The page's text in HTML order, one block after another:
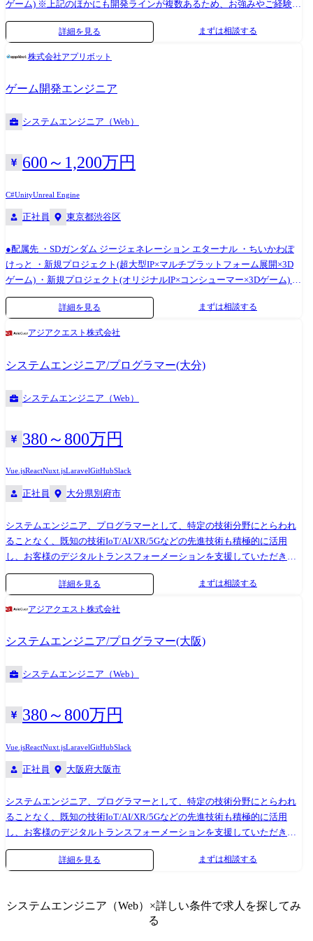
ゲーム) ※上記のほかにも開発ラインが複数あるため、お強みやご経験に
応じて柔軟に検討させていただきます。 アプリボットの各ゲームタイト
ル開発を横断して支える技術組織「Applibot-LDX(Lead Developer
基盤などのライブラリ開発、改良 - iOS/Androidなどのプラットフォーム
機能実装 - セキュリティ対策のためのセキュリティ対応 - 開発効率化、低
コスト化の提案、実現 - パフォーマンスチューニング 開発体制 LDX専任
発環境の改善に取り組んでいます。 各プロジェクトの状況や改善要望を
ヒアリングしたうえで、プロジェクト特性に即した改善施策の提案から
#### 開発環境 Unity、C#、Java、Objective-C、Swift、Jenkins
詳細を見る まずは相談する
株式会社アプリボット
ゲーム開発エンジニア
システムエンジニア（Web）
600～1,200万円
C#UnityUnreal Engine
正社員 東京都渋谷区
●配属先 ・SDガンダム ジージェネレーション エターナル ・ちいかわぽ
けっと ・新規プロジェクト(超大型IP×マルチプラットフォーム展開×3D
ゲーム) ・新規プロジェクト(オリジナルIP×コンシューマー×3Dゲーム) ※
上記のほかにも開発ラインが複数あるため、お強みやご経験に応じて柔
軟に検討させていただきます。 iPhone / Android/ PCプラットフォーム/コ
ンシューマー向けソーシャルゲームの設計、開発、実装、申請、運用を
周りの基盤実装および改修 ・新規開発タイトルでのアウトゲーム/インゲ
ーム周りの新規機能実装 ・運用開発タイトルでのアウトゲーム/インゲー
ムの改修および新規機能実装 ・アウトゲーム/インゲーム部分を効率的に
開発するために必要な周辺ツールの実装および改修 ・その他、エンジニ
ームタイトルを複数開発 ・チーム規模はプロジェクトにより、40名～
100名前後 ・内クライアントエンジニアは最低5名程度、最大20名程度
詳細を見る まずは相談する
アジアクエスト株式会社
システムエンジニア/プログラマー(大分)
システムエンジニア（Web）
380～800万円
Vue.jsReactNuxt.jsLaravelGitHubSlack
正社員 大分県別府市
システムエンジニア、プログラマーとして、特定の技術分野にとらわれ
ることなく、既知の技術IoT/AI/XR/5Gなどの先進技術も積極的に活用
し、お客様のデジタルトランスフォーメーションを支援していただきま
す。 当社では技術×コンサルを強みにDX/プロダクト・サービス開
発/SaaS開発案件を、直接大手企業やスタートアップ系企業から多くご相
ービスなど市場ニーズの高いプロダクト開発に携わることができる 国産
で有名なMA(Marketing Automation)のSaaSサービス、CRM(Customer
Relationship Management)製品、レストラン予約管理SaaSサービスなど、
世の中でニーズの高いプロダクト開発に関して主要なポジションを当社
す。対応範囲も製品開発責任者の要望に対する企画/提案・要件定義・設
計・実装などアプリケーションに関わる部分や、アーキテクチャや
企業のサービスに携わることができる 大手通信キャリアのオンライン販
ィッドカー、大手採用支援企業サイトの先進化など、世の中にインパク
トがある企業のサービスを当社が主導して開発しております。当社自社
内ではWEBアプリケーション開発だけでなくモバイルアプリ、インフラ
構築、UIUX開発、業務システム開発など幅広く対応でき、世の中からニ
ーズが高いサービス開発に携わること可能です。 3,時代に求められるニ
のエンジニアが所属しており、ニーズに合わせた技術分野での開発経験
を積むことやキャリアプランに合わせた開発経験を転職せずに当社内で
詳細を見る まずは相談する
アジアクエスト株式会社
システムエンジニア/プログラマー(大阪)
システムエンジニア（Web）
380～800万円
Vue.jsReactNuxt.jsLaravelGitHubSlack
正社員 大阪府大阪市
システムエンジニア、プログラマーとして、特定の技術分野にとらわれ
ることなく、既知の技術IoT/AI/XR/5Gなどの先進技術も積極的に活用
し、お客様のデジタルトランスフォーメーションを支援していただきま
す。 当社では技術×コンサルを強みにDX/プロダクト・サービス開
発/SaaS開発案件を、直接大手企業やスタートアップ系企業から多くご相
ービスなど市場ニーズの高いプロダクト開発に携わることができる 国産
で有名なMA(Marketing Automation)のSaaSサービス、CRM(Customer
詳細を見る まずは相談する
システムエンジニア（Web） ×詳しい条件で求人を探してみ
る